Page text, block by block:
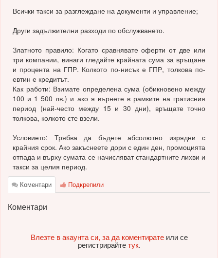
Всички такси за разглеждане на документи и управление;
Други задължителни разходи по обслужването.
Златното правило: Когато сравнявате оферти от две или
три компании, винаги гледайте крайната сума за връщане
и процента на ГПР. Колкото по-нисък е ГПР, толкова по-
евтин е кредитът.
Как работи: Взимате определена сума (обикновено между
100 и 1 500 лв.) и ако я върнете в рамките на гратисния
период (най-често между 15 и 30 дни), връщате точно
толкова, колкото сте взели.
Условието: Трябва да бъдете абсолютно изрядни с
крайния срок. Ако закъснеете дори с един ден, промоцията
отпада и върху сумата се начисляват стандартните лихви и
такси за целия период.
Коментари Подкрепили
Коментари
Влезте в акаунта си, за да коментиратеили се
регистрирайтетук.